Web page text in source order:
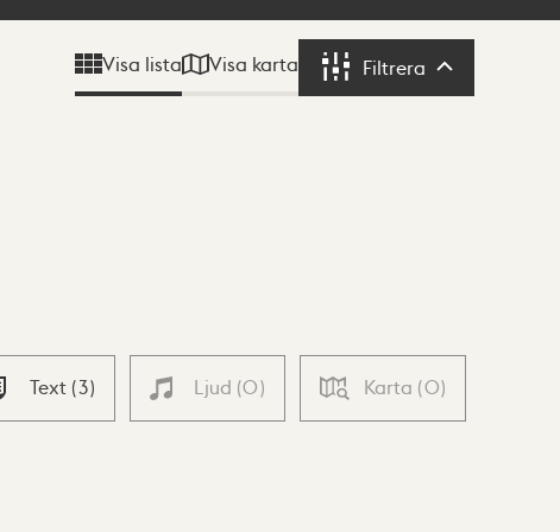
Visa lista Visa karta Filtrera Filtrera
Text (3) Ljud (0) Karta (0)